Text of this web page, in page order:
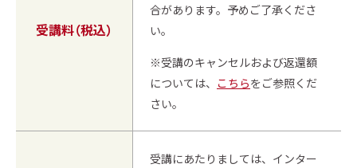
受講料（税込）
合があります。予めご了承くださ
い。
※受講のキャンセルおよび返還額
については、 こちらをご参照くだ
さい。
受講にあたりましては、インター